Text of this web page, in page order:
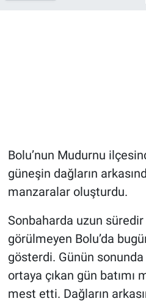
Bolu’nun Mudurnu
güneşin dağların
manzaralar oluşturdu.
Sonbaharda uzun
görülmeyen Bolu’da
gösterdi. Günün
ortaya çıkan gün batımı
mest etti. Dağların